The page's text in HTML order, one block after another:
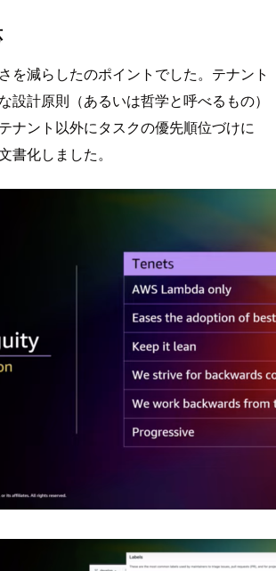
を減らしたのポイントでした。テナント
設計原則（あるいは哲学と呼べるもの）
ナント以外にタスクの優先順位づけに
書化しました。